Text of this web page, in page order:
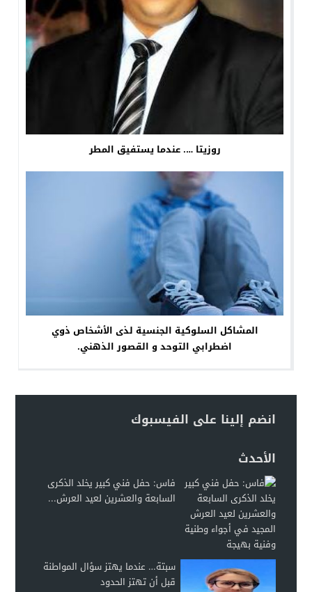
روزيتا …. عندما يستفيق المطر
المشاكل السلوكية الجنسية لذى الأشخاص ذوي
اضطرابي التوحد و القصور الذهني.
انضم إلينا على الفيسبوك
الأحدث
فاس: حفل فني كبير يخلد الذكرى
السابعة والعشرين لعيد العرش...
سبتة… عندما يهتز سؤال المواطنة
قبل أن تهتز الحدود